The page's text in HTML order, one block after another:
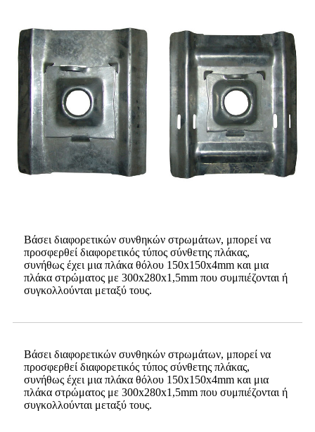
Βάσει διαφορετικών συνθηκών στρωμάτων, μπορεί να
προσφερθεί διαφορετικός τύπος σύνθετης πλάκας,
συνήθως έχει μια πλάκα θόλου 150x150x4mm και μια
πλάκα στρώματος με 300x280x1,5mm που συμπιέζονται ή
συγκολλούνται μεταξύ τους.
Βάσει διαφορετικών συνθηκών στρωμάτων, μπορεί να
προσφερθεί διαφορετικός τύπος σύνθετης πλάκας,
συνήθως έχει μια πλάκα θόλου 150x150x4mm και μια
πλάκα στρώματος με 300x280x1,5mm που συμπιέζονται ή
συγκολλούνται μεταξύ τους.